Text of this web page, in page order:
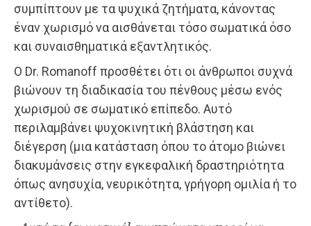
συμπίπτουν με τα ψυχικά ζητήματα, κάνοντας
έναν χωρισμό να αισθάνεται τόσο σωματικά όσο
και συναισθηματικά εξαντλητικός.
Ο Dr. Romanoff προσθέτει ότι οι άνθρωποι συχνά
βιώνουν τη διαδικασία του πένθους μέσω ενός
χωρισμού σε σωματικό επίπεδο. Αυτό
περιλαμβάνει ψυχοκινητική βλάστηση και
διέγερση (μια κατάσταση όπου το άτομο βιώνει
διακυμάνσεις στην εγκεφαλική δραστηριότητα
όπως ανησυχία, νευρικότητα, γρήγορη ομιλία ή το
αντίθετο).